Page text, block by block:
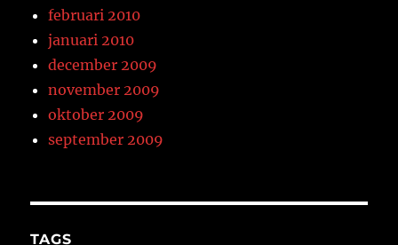
februari 2010
januari 2010
december 2009
november 2009
oktober 2009
september 2009
TAGS